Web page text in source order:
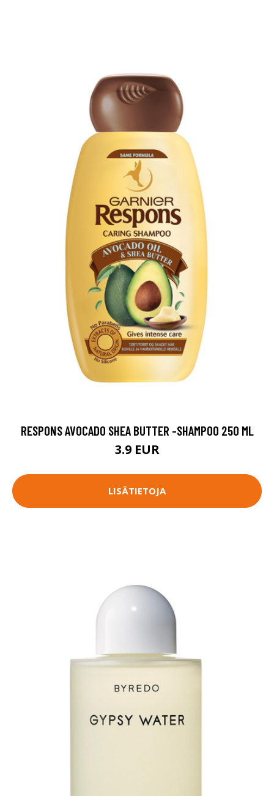
RESPONS AVOCADO SHEA BUTTER -SHAMPOO 250 ML
3.9 EUR
LISÄTIETOJA